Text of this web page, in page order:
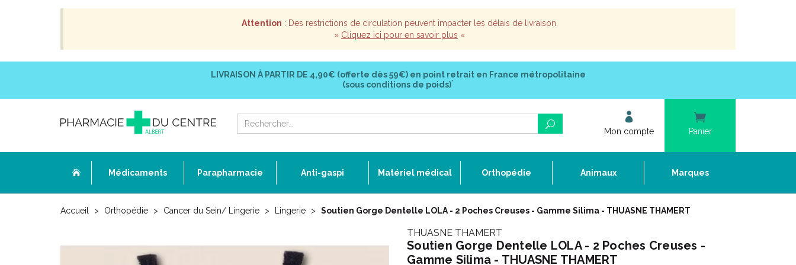
Attention : Des restrictions de circulation peuvent impacter les délais de livraison.
» Cliquez ici pour en savoir plus «
LIVRAISON À PARTIR DE 4,90€ (offerte dès 59€) en point retrait en France métropolitaine
(sous conditions de poids)*
Mon compte Panier
Médicaments Parapharmacie Anti-gaspi Matériel médical Orthopédie Animaux Marques
Accueil Orthopédie Cancer du Sein/ Lingerie Lingerie Soutien Gorge Dentelle LOLA - 2 Poches Creuses - Gamme Silima - THUASNE THAMERT
THUASNE THAMERT
Soutien Gorge Dentelle LOLA - 2 Poches Creuses -
Gamme Silima - THUASNE THAMERT